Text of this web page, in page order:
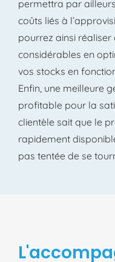
permettra par
coûts liés à
pourrez ainsi réaliser
considérables en
vos stocks en
Enfin, une meilleure
profitable pour la
clientèle sait que le
rapidement
pas tentée de se